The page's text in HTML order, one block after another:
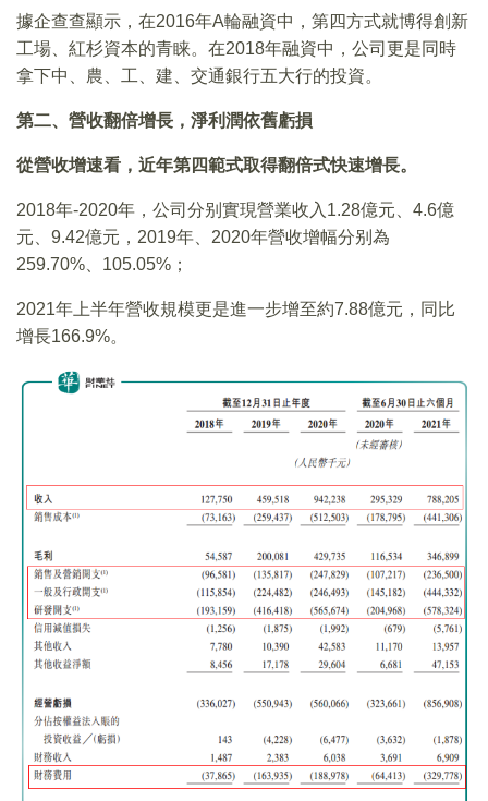
據企查查顯示，在2016年A輪融資中，第四方式就博得創新
工場、紅杉資本的青睐。在2018年融資中，公司更是同時
拿下中、農、工、建、交通銀行五大行的投資。
第二、營收翻倍增長，淨利潤依舊虧損
從營收增速看，近年第四範式取得翻倍式快速增長。
2018年-2020年，公司分别實現營業收入1.28億元、4.6億
元、9.42億元，2019年、2020年營收增幅分别為
259.70%、105.05%；
2021年上半年營收規模更是進一步增至約7.88億元，同比
增長166.9%。